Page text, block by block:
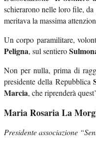
schierarono nelle loro file,
meritava la massima
Un corpo paramilitare,
Peligna, sul sentiero
Non per nulla, prima di
presidente della Repubblica
Marcia, che riprenderà
Maria Rosaria La
Presidente associazione